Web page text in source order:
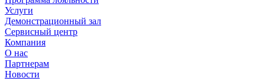
Услуги
Демонстрационный зал
Сервисный центр
Компания
О нас
Партнерам
Новости